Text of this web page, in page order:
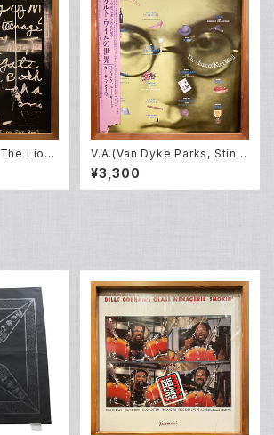
Lion
V.A.(Van Dyke Parks, Sting,
John Zorn, Lou Reed and o
thers) – Lost In The Stars
(The Music Of Kurt Weill)
¥3,300